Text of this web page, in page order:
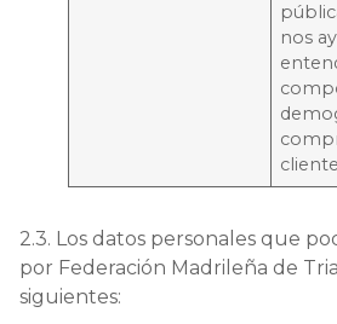
nos
2.3. Los datos personales que
por Federación Madrileña de
siguientes: